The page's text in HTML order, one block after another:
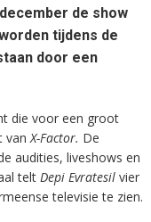
de show
tijdens de
door een
die voor een groot
van X-Factor. De
audities, liveshows en
telt Depi Evratesil vier
televisie te zien.